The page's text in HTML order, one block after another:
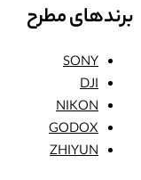
برندهای مطرح
SONY
DJI
NIKON
GODOX
ZHIYUN